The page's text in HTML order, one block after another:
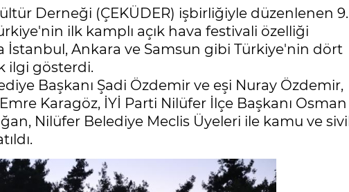
Derneği (ÇEKÜDER) işbirliğiyle düzenlenen 9.
ilk kamplı açık hava festivali özelliği
İstanbul, Ankara ve Samsun gibi Türkiye'nin dört
ilgi gösterdi.
Başkanı Şadi Özdemir ve eşi Nuray Özdemir,
Karagöz, İYİ Parti Nilüfer İlçe Başkanı Osman
Nilüfer Belediye Meclis Üyeleri ile kamu ve sivil